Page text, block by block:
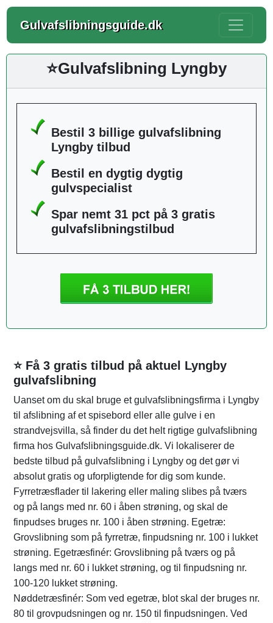
Gulvafslibningsguide.dk
⭐Gulvafslibning Lyngby
Bestil 3 billige gulvafslibning
Lyngby tilbud
Bestil en dygtig dygtig
gulvspecialist
Spar nemt 31 pct på 3 gratis
gulvafslibningstilbud
⭐ Få 3 gratis tilbud på aktuel Lyngby
gulvafslibning
Uanset om du skal bruge et gulvafslibningsfirma i Lyngby
til afslibning af et spisebord eller alle gulve i en
strandvejsvilla, så finder du det helt rigtige gulvafslibning
firma hos Gulvafslibningsguide.dk. Vi lokaliserer de
bedste tilbud på gulvafslibning i Lyngby og det gør vi
absolut gratis og uforpligtende for dig som kunde.
Fyrretræsflader til lakering eller maling slibes på tværs
og på langs med nr. 60 i åben strøning, og skal de
finpudses bruges nr. 100 i åben strøning. Egetræ:
Grovslibning som på fyrretræ, finpudsning nr. 100 i lukket
strøning. Egetræsfinér: Grovslibning på tværs og på
langs med nr. 60 i lukket strøning, og til finpudsning nr.
100-120 lukket strøning.
Nøddetræsfinér: Som ved egetræ, blot skal der bruges nr.
80 til grovpudsningen og nr. 150 til finpudsningen. Ved